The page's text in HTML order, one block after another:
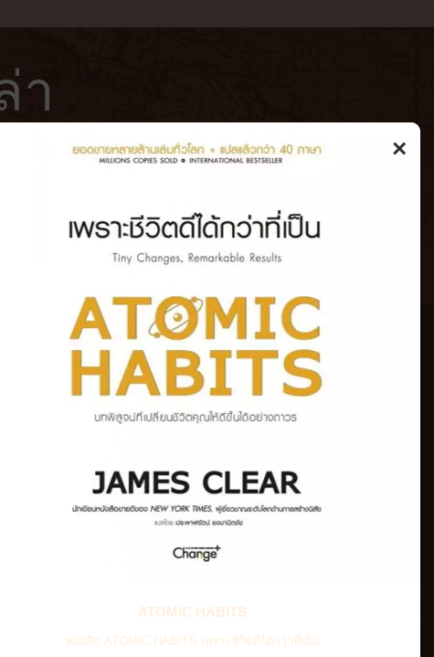
า
ปฏิบัติการตามล่า Adolf Eichmann ผู้
ว่า 6 ล้านคน
×
ATOMIC HABITS
หนังสือ ATOMIC HABITS เพราะชีวิตดีได้กว่าที่เป็น